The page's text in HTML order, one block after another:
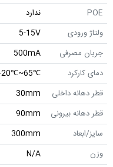
POE
ندارد
ولتاژ ورودی
5-15V
جریان مصرفی
500mA
دمای کارکرد
℃65~℃20-
قطر دهانه داخلی
30mm
قطر دهانه بیرونی
90mm
سایز/ابعاد
300mm
وزن
N/A